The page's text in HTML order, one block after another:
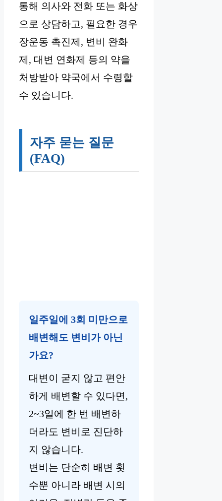
통해 의사와 전화 또는 화상
으로 상담하고, 필요한 경우
장운동 촉진제, 변비 완화
제, 대변 연화제 등의 약을
처방받아 약국에서 수령할
수 있습니다.
자주 묻는 질문
(FAQ)
일주일에 3회 미만으로
배변해도 변비가 아닌
가요?
대변이 굳지 않고 편안
하게 배변할 수 있다면,
2~3일에 한 번 배변하
더라도 변비로 진단하
지 않습니다.
변비는 단순히 배변 횟
수뿐 아니라 배변 시의